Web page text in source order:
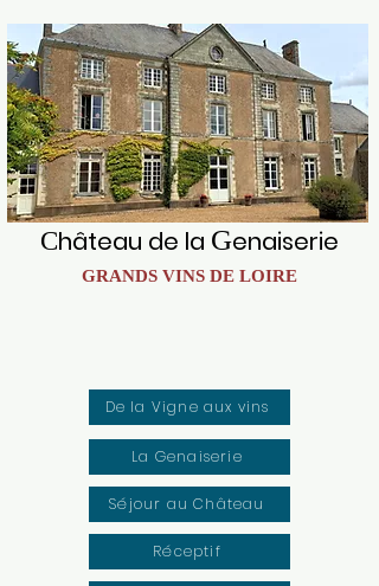
Château de la Genaiserie
GRANDS VINS DE LOIRE
De la Vigne aux vins
La Genaiserie
Séjour au Château
Réceptif